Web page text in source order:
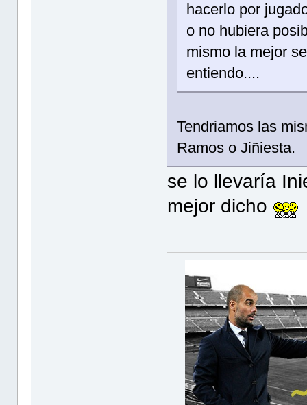
hacerlo por
o no hubiera
mismo la mejor
entiendo....
Tendriamos las
Ramos o Jiñiesta.
se lo llevaría
mejor dicho